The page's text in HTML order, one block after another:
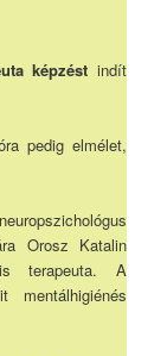
képzést indít
pedig elmélet,
Orosz Katalin
terapeuta. A
mentálhigiénés